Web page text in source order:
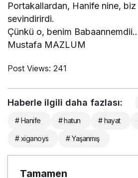
Portakallardan, Hanife nine, biz
sevindirirdi.
Çünkü o, benim Babaannemdii..
Mustafa MAZLUM
Post Views: 241
Haberle ilgili daha fazlası:
# Hanife # hatun # hayat
# xiganoys # Yaşanmış
Tamamen